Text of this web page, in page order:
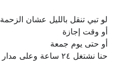
لو تبي تنقل بالليل عشان الزحمة
أو وقت إجازة
أو حتى يوم جمعة
حنا نشتغل ٢٤ ساعة وعلى مدار الأسبوع.